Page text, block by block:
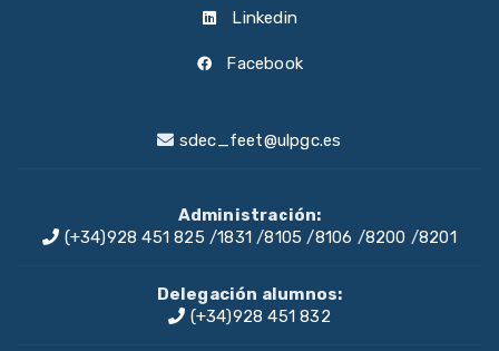
Linkedin
Facebook
sdec_feet@ulpgc.es
Administración:
(+34)928 451 825 /1831/8105 /8106 /8200 /8201
Delegación alumnos:
(+34)928 451 832